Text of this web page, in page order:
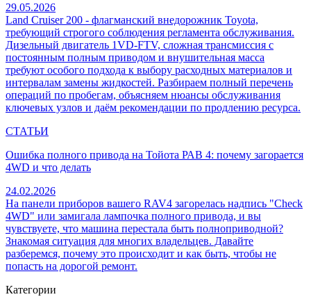
29.05.2026
Land Cruiser 200 - флагманский внедорожник Toyota,
требующий строгого соблюдения регламента обслуживания.
Дизельный двигатель 1VD-FTV, сложная трансмиссия с
постоянным полным приводом и внушительная масса
требуют особого подхода к выбору расходных материалов и
интервалам замены жидкостей. Разбираем полный перечень
операций по пробегам, объясняем нюансы обслуживания
ключевых узлов и даём рекомендации по продлению ресурса.
СТАТЬИ
Ошибка полного привода на Тойота РАВ 4: почему загорается
4WD и что делать
24.02.2026
На панели приборов вашего RAV4 загорелась надпись "Check
4WD" или замигала лампочка полного привода, и вы
чувствуете, что машина перестала быть полноприводной?
Знакомая ситуация для многих владельцев. Давайте
разберемся, почему это происходит и как быть, чтобы не
попасть на дорогой ремонт.
Категории